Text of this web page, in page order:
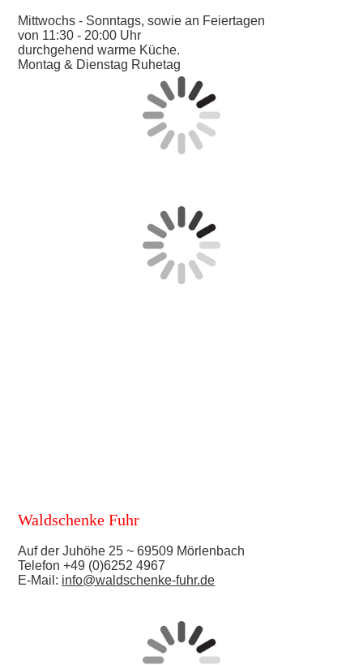
Mittwochs - Sonntags, sowie an Feiertagen
von 11:30 - 20:00 Uhr
durchgehend warme Küche.
Montag & Dienstag Ruhetag
Waldschenke Fuhr
Auf der Juhöhe 25 ~ 69509 Mörlenbach
Telefon +49 (0)6252 4967
E-Mail: info@waldschenke-fuhr.de